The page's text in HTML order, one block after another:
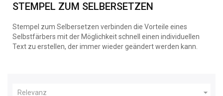
STEMPEL ZUM SELBERSETZEN
Stempel zum Selbersetzen verbinden die Vorteile eines
Selbstfärbers mit der Möglichkeit schnell einen individuellen
Text zu erstellen, der immer wieder geändert werden kann.
Relevanz 